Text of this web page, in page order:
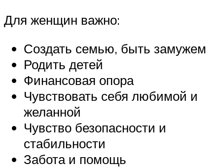
Для женщин важно:
Создать семью, быть замужем
Родить детей
Финансовая опора
Чувствовать себя любимой и
желанной
Чувство безопасности и
стабильности
Забота и помощь